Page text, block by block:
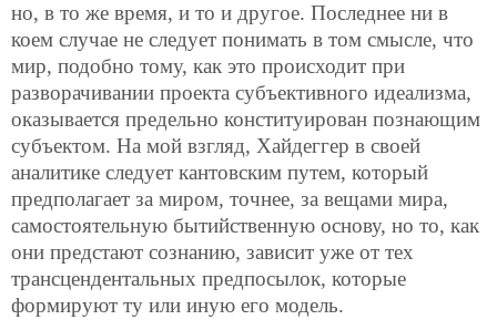
но, в то же время, и то и другое. Последнее ни в
коем случае не следует понимать в том смысле, что
мир, подобно тому, как это происходит при
разворачивании проекта субъективного идеализма,
оказывается предельно конституирован познающим
субъектом. На мой взгляд, Хайдеггер в своей
аналитике следует кантовским путем, который
предполагает за миром, точнее, за вещами мира,
самостоятельную бытийственную основу, но то, как
они предстают сознанию, зависит уже от тех
трансцендентальных предпосылок, которые
формируют ту или иную его модель.